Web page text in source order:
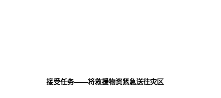
接受任务——将救援物资紧急送往灾区